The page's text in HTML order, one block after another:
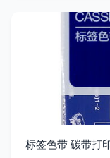
标签色带 碳带打